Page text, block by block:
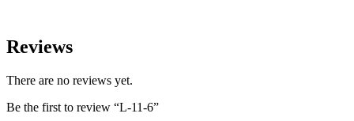
Reviews
There are no reviews yet.
Be the first to review “L-11-6”